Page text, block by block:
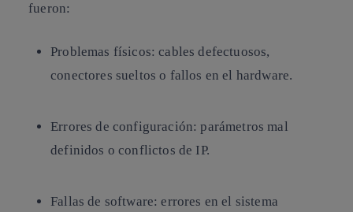
fueron:
Problemas físicos: cables defectuosos,
conectores sueltos o fallos en el hardware.
Errores de configuración: parámetros mal
definidos o conflictos de IP.
Fallas de software: errores en el sistema